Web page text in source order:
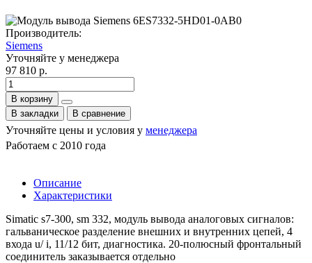
Производитель:
Siemens
Уточняйте у менеджера
97 810 р.
В корзину
В закладки
В сравнение
Уточняйте цены и условия у менеджера
Работаем с 2010 года
Описание
Характеристики
Simatic s7-300, sm 332, модуль вывода аналоговых сигналов:
гальваническое разделение внешних и внутренних цепей, 4
входа u/ i, 11/12 бит, диагностика. 20-полюсный фронтальный
соединитель заказывается отдельно